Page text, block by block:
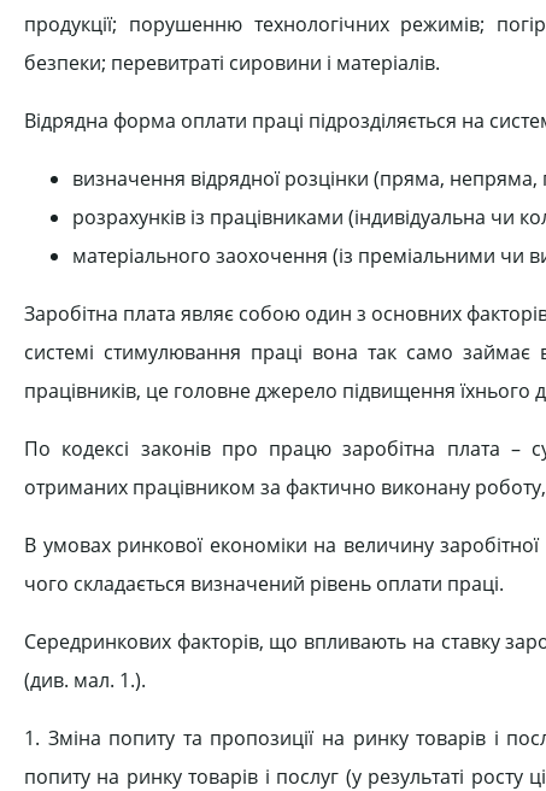
продукції; порушенню технологічних режимів;
безпеки; перевитраті сировини і матеріалів.
Відрядна форма оплати праці підрозділяється на
визначення відрядної розцінки (пряма,
розрахунків із працівниками (індивідуальна чи
матеріального заохочення (із преміальними чи
Заробітна плата являє собою один з основних
системі стимулювання праці вона так само займає
працівників, це головне джерело підвищення їхнього
По кодексі законів про працю заробітна плата –
отриманих працівником за фактично виконану
В умовах ринкової економіки на величину
чого складається визначений рівень оплати праці.
Середринкових факторів, що впливають на ставку
(див. мал. 1.).
1. Зміна попиту та пропозиції на ринку товарів і
попиту на ринку товарів і послуг (у результаті